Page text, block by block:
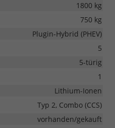
1800 kg
750 kg
Plugin-Hybrid (PHEV)
5
5-türig
1
Lithium-Ionen
Typ 2, Combo (CCS)
vorhanden/gekauft